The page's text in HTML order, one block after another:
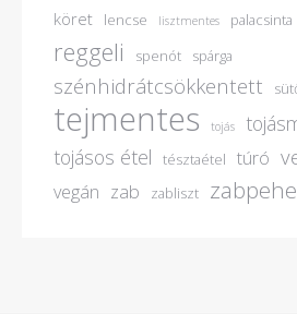
köret lencse lisztmentes palacsinta
reggeli spenót spárga
szénhidrátcsökkentett
tejmentes tojás
tojásos étel
tésztaétel túró
vegán zab zabliszt